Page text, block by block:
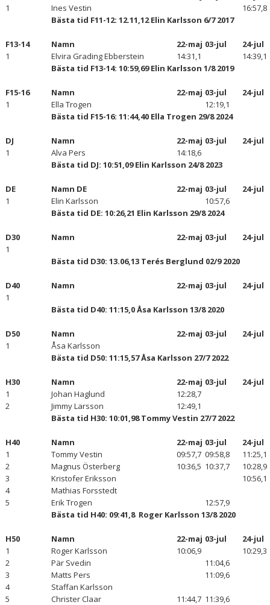
1
Ines Vestin
16:57,8
Bästa tid F11-12: 12.11,12 Elin Karlsson 6/7 2017
F13-14 Namn 22-maj 03-jul
24-jul
1
Elvira Grading Ebberstein 14:31,1
14:39,1
Bästa tid F13-14: 10:59,69 Elin Karlsson 1/8 2019
F15-16 Namn 22-maj 03-jul
24-jul
1
Ella Trogen
12:19,1
Bästa tid F15-16: 11:44,40 Ella Trogen 29/8 2024
DJ Namn 22-maj 03-jul
24-jul
1
Alva Pers
14:18,6
Bästa tid DJ: 10:51,09 Elin Karlsson 24/8 2023
DE Namn DE 22-maj 03-jul
24-jul
1
Elin Karlsson
10:57,6
Bästa tid DE: 10:26,21 Elin Karlsson 29/8 2024
D30 Namn 22-maj 03-jul
24-jul
1
Bästa tid D30: 13.06,13 Terés Berglund 02/9 2020
D40 Namn 22-maj 03-jul
24-jul
1
Bästa tid D40: 11:15,0 Åsa Karlsson 13/8 2020
D50 Namn 22-maj 03-jul
24-jul
1
Åsa Karlsson
Bästa tid D50: 11:15,57 Åsa Karlsson 27/7 2022
H30 Namn 22-maj 03-jul
24-jul
1
Johan Haglund
12:28,7
2
Jimmy Larsson
12:49,1
Bästa tid H30: 10:01,98 Tommy Vestin 27/7 2022
H40 Namn 22-maj 03-jul
24-jul
1
Tommy Vestin 09:57,7 09:58,8
11:25,1
2
Magnus Österberg 10:36,5 10:37,7
10:28,9
3
Kristofer Eriksson
10:56,1
4
Mathias Forsstedt
5
Erik Trogen
12:57,9
Bästa tid H40: 09:41,8 Roger Karlsson 13/8 2020
H50 Namn 22-maj 03-jul
24-jul
1
Roger Karlsson 10:06,9
10:29,3
2
Pär Svedin
11:04,6
3
Matts Pers
11:09,6
4
Staffan Karlsson
5
Christer Claar 11:44,7 11:39,6